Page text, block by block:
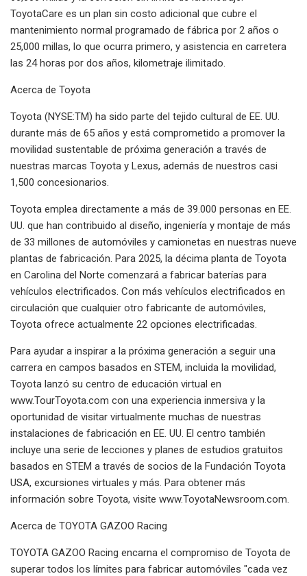
ToyotaCare es un plan sin costo adicional que cubre el
mantenimiento normal programado de fábrica por 2 años o
25,000 millas, lo que ocurra primero, y asistencia en carretera
las 24 horas por dos años, kilometraje ilimitado.
Acerca de Toyota
Toyota (NYSE:TM) ha sido parte del tejido cultural de EE. UU.
durante más de 65 años y está comprometido a promover la
movilidad sustentable de próxima generación a través de
nuestras marcas Toyota y Lexus, además de nuestros casi
1,500 concesionarios.
Toyota emplea directamente a más de 39.000 personas en EE.
UU. que han contribuido al diseño, ingeniería y montaje de más
de 33 millones de automóviles y camionetas en nuestras nueve
plantas de fabricación. Para 2025, la décima planta de Toyota
en Carolina del Norte comenzará a fabricar baterías para
vehículos electrificados. Con más vehículos electrificados en
circulación que cualquier otro fabricante de automóviles,
Toyota ofrece actualmente 22 opciones electrificadas.
Para ayudar a inspirar a la próxima generación a seguir una
carrera en campos basados ​​en STEM, incluida la movilidad,
Toyota lanzó su centro de educación virtual en
www.TourToyota.com con una experiencia inmersiva y la
oportunidad de visitar virtualmente muchas de nuestras
instalaciones de fabricación en EE. UU. El centro también
incluye una serie de lecciones y planes de estudios gratuitos
basados ​​en STEM a través de socios de la Fundación Toyota
USA, excursiones virtuales y más. Para obtener más
información sobre Toyota, visite www.ToyotaNewsroom.com.
Acerca de TOYOTA GAZOO Racing
TOYOTA GAZOO Racing encarna el compromiso de Toyota de
superar todos los límites para fabricar automóviles "cada vez